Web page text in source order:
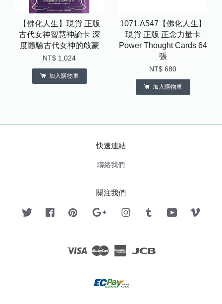
【佛化人生】現貨 正版
古代女神智慧神諭卡 深
度體驗古代女神的啟蒙
NT$ 1,024
加入購物車
1071.A547【佛化人生】
現貨 正版 正念力量卡
Power Thought Cards 64
張
NT$ 680
加入購物車
快速連結
聯絡我們
關注我們
Twitter FacebookPinterest Google InstagramTumblr YouTube
Visa Master American